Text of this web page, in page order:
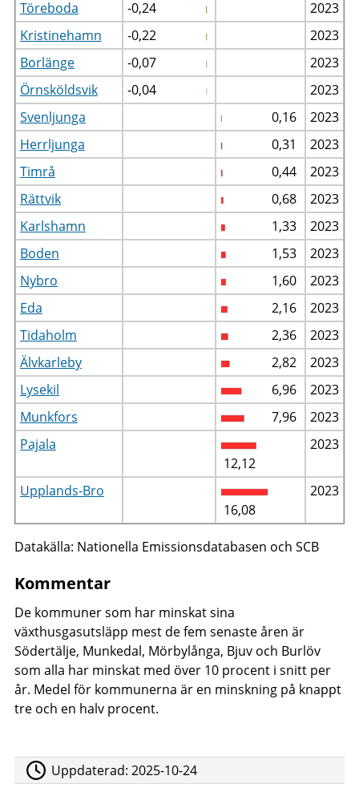
Töreboda
-0,24
2023
Kristinehamn
-0,22
2023
Borlänge
-0,07
2023
Örnsköldsvik
-0,04
2023
Svenljunga
0,16
2023
Herrljunga
0,31
2023
Timrå
0,44
2023
Rättvik
0,68
2023
Karlshamn
1,33
2023
Boden
1,53
2023
Nybro
1,60
2023
Eda
2,16
2023
Tidaholm
2,36
2023
Älvkarleby
2,82
2023
Lysekil
6,96
2023
Munkfors
7,96
2023
Pajala
12,12
2023
Upplands-Bro
16,08
2023
Datakälla: Nationella Emissionsdatabasen och SCB
Kommentar
De kommuner som har minskat sina
växthusgasutsläpp mest de fem senaste åren är
Södertälje, Munkedal, Mörbylånga, Bjuv och Burlöv
som alla har minskat med över 10 procent i snitt per
år. Medel för kommunerna är en minskning på knappt
tre och en halv procent.
Uppdaterad:2025-10-24